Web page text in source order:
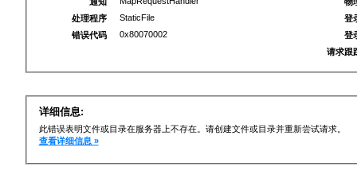
处理程序
StaticFile
错误代码
0x80070002
登
登
请求跟
详细信息:
此错误表明文件或目录在服务器上不存在。请创建文件或目录并重新尝试请求。
查看详细信息 »